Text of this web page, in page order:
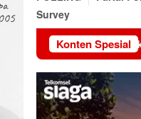
Survey
Konten Spesial
DPD RI Laksanakan Reses